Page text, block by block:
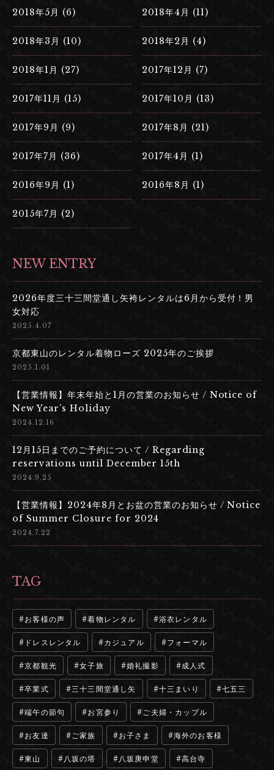
2018年5月 (6) 2018年4月 (11)
2018年3月 (10) 2018年2月 (4)
2018年1月 (27) 2017年12月 (7)
2017年11月 (15) 2017年10月 (13)
2017年9月 (9) 2017年8月 (21)
2017年7月 (36) 2017年4月 (1)
2016年9月 (1) 2016年8月 (1)
2015年7月 (2)
NEW ENTRY
2026年度三十三間堂通し矢袴レンタルは6月から受付！男
女対応
2025.4.07
京都東山のレンタル着物ローズ 2025年のご挨拶
2025.1.01
【営業情報】年末年始と1月の営業のお知らせ / Notice of
New Year’s Holiday
2024.12.16
12月15日までのご予約について / Regarding
reservations until December 15th
2024.9.25
【営業情報】2024年8月とお盆の営業のお知らせ / Notice
of Summer Closure for 2024
2024.7.22
TAG
お客様の声 着物レンタル 浴衣レンタル
ドレスレンタル カジュアル フォーマル
京都観光 女子旅 婚礼撮影 成人式
卒業式 三十三間堂通し矢 十三まいり 七五三
端午の節句 お宮参り ご夫婦・カップル
お友達 ご家族 お子さま 海外のお客様
東山 八坂の塔 八坂庚申堂 高台寺